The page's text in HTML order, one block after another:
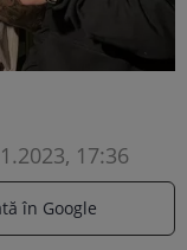
17:36
în Google